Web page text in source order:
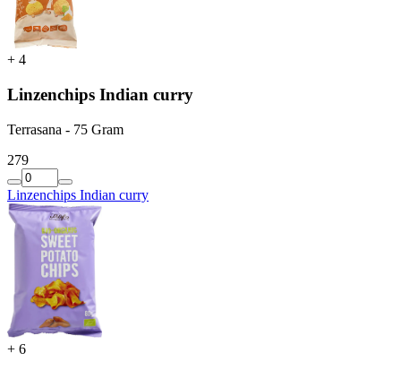
+ 4
Linzenchips Indian curry
Terrasana - 75 Gram
279
Linzenchips Indian curry
+ 6